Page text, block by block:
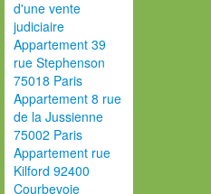
d'une vente
judiciaire
Appartement 39
rue Stephenson
75018 Paris
Appartement 8 rue
de la Jussienne
75002 Paris
Appartement rue
Kilford 92400
Courbevoie